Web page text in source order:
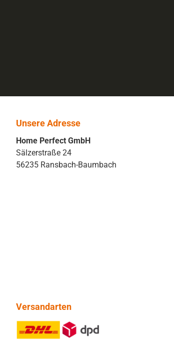
Versandarten
Unsere Adresse
Home Perfect GmbH
Sälzerstraße 24
56235 Ransbach-Baumbach